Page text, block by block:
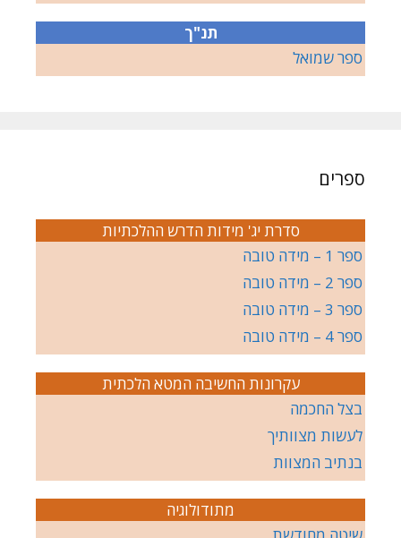
תנ"ך
ספר שמואל
ספרים
סדרת יג' מידות הדרש ההלכתיות
ספר 1 – מידה טובה
ספר 2 – מידה טובה
ספר 3 – מידה טובה
ספר 4 – מידה טובה
עקרונות החשיבה המטא הלכתית
בצל החכמה
לעשות מצוותיך
בנתיב המצוות
מתודולוגיה